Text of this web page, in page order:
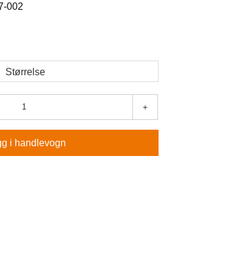
002
Størrelse
+
i handlevogn